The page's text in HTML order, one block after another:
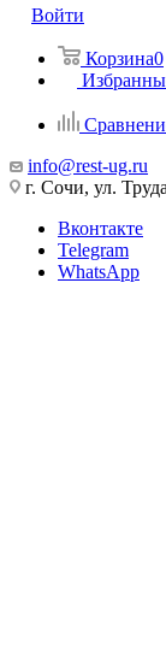
Войти
Корзина0
info@rest-ug.ru
г. Сочи, ул.
Вконтакте
Telegram
WhatsApp